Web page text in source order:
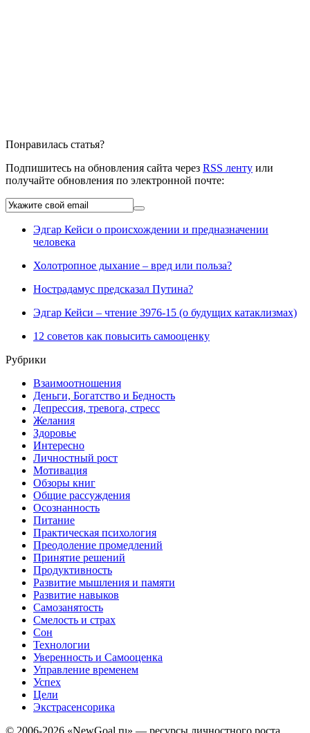
Понравилась статья?
Подпишитесь на обновления сайта через RSS ленту или
получайте обновления по электронной почте:
Эдгар Кейси о происхождении и предназначении
человека
Холотропное дыхание – вред или польза?
Нострадамус предсказал Путина?
Эдгар Кейси – чтение 3976-15 (о будущих катаклизмах)
12 советов как повысить самооценку
Рубрики
Взаимоотношения
Деньги, Богатство и Бедность
Депрессия, тревога, стресс
Желания
Здоровье
Интересно
Личностный рост
Мотивация
Обзоры книг
Общие рассуждения
Осознанность
Питание
Практическая психология
Преодоление промедлений
Принятие решений
Продуктивность
Развитие мышления и памяти
Развитие навыков
Самозанятость
Смелость и страх
Сон
Технологии
Уверенность и Самооценка
Управление временем
Успех
Цели
Экстрасенсорика
© 2006-2026 «NewGoal.ru» — ресурсы личностного роста